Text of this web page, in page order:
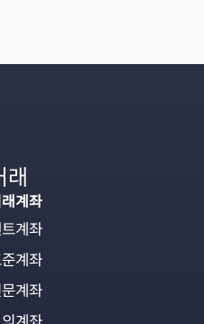
래
계좌
계좌
계좌
계좌